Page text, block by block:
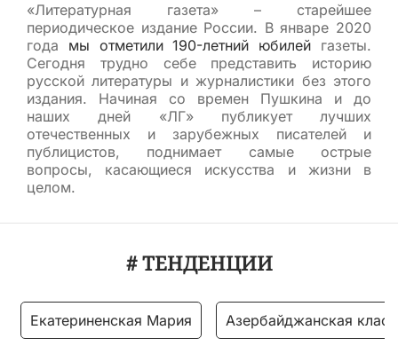
«Литературная газета» – старейшее
периодическое издание России. В январе 2020
года мы отметили 190-летний юбилей газеты.
Сегодня трудно себе представить историю
русской литературы и журналистики без этого
издания. Начиная со времен Пушкина и до
наших дней «ЛГ» публикует лучших
отечественных и зарубежных писателей и
публицистов, поднимает самые острые
вопросы, касающиеся искусства и жизни в
целом.
# ТЕНДЕНЦИИ
Екатериненская Мария Азербайджанская